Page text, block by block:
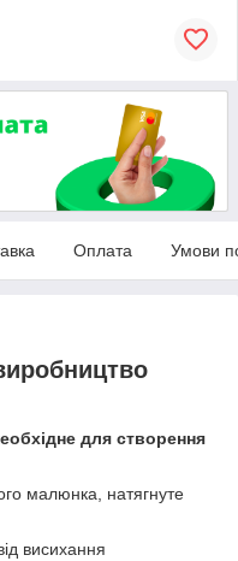
Оплата Умови
для створення
малюнка, натягнуте
висихання